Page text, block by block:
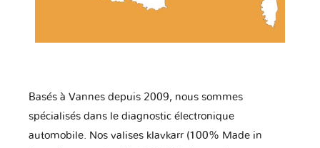
Basés à Vannes depuis 2009, nous sommes
spécialisés dans le diagnostic électronique
automobile. Nos valises klavkarr (100% Made in